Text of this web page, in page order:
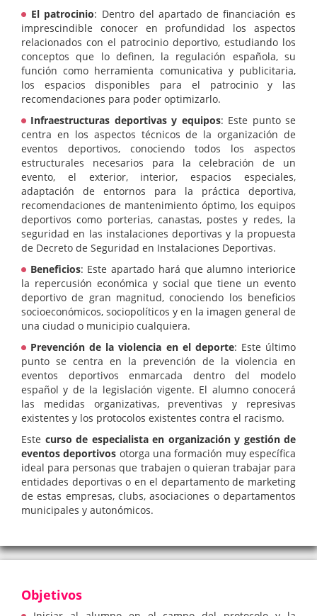
El patrocinio: Dentro del apartado de financiación es
imprescindible conocer en profundidad los aspectos
relacionados con el patrocinio deportivo, estudiando los
conceptos que lo definen, la regulación española, su
función como herramienta comunicativa y publicitaria,
los espacios disponibles para el patrocinio y las
recomendaciones para poder optimizarlo.
Infraestructuras deportivas y equipos: Este punto se
centra en los aspectos técnicos de la organización de
eventos deportivos, conociendo todos los aspectos
estructurales necesarios para la celebración de un
evento, el exterior, interior, espacios especiales,
adaptación de entornos para la práctica deportiva,
recomendaciones de mantenimiento óptimo, los equipos
deportivos como porterias, canastas, postes y redes, la
seguridad en las instalaciones deportivas y la propuesta
de Decreto de Seguridad en Instalaciones Deportivas.
Beneficios: Este apartado hará que alumno interiorice
la repercusión económica y social que tiene un evento
deportivo de gran magnitud, conociendo los beneficios
socioeconómicos, sociopolíticos y en la imagen general de
una ciudad o municipio cualquiera.
Prevención de la violencia en el deporte: Este último
punto se centra en la prevención de la violencia en
eventos deportivos enmarcada dentro del modelo
español y de la legislación vigente. El alumno conocerá
las medidas organizativas, preventivas y represivas
existentes y los protocolos existentes contra el racismo.
Este curso de especialista en organización y gestión de
eventos deportivos otorga una formación muy específica
ideal para personas que trabajen o quieran trabajar para
entidades deportivas o en el departamento de marketing
de estas empresas, clubs, asociaciones o departamentos
municipales y autonómicos.
Objetivos